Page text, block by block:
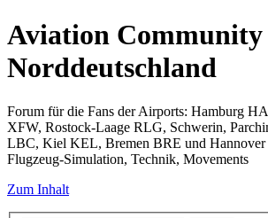
Aviation Community
Norddeutschland
Forum für die Fans der Airports: Hamburg
XFW, Rostock-Laage RLG, Schwerin,
LBC, Kiel KEL, Bremen BRE und Hannover
Flugzeug-Simulation, Technik, Movements
Zum Inhalt